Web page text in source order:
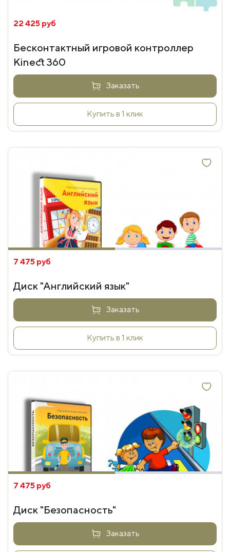
22 425 руб
Бесконтактный игровой контроллер
Kinect 360
Заказать
Купить в 1 клик
7 475 руб
Диск "Английский язык"
Заказать
Купить в 1 клик
7 475 руб
Диск "Безопасность"
Заказать